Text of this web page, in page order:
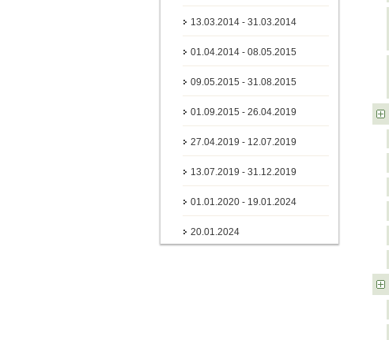
13.03.2014 - 31.03.2014
01.04.2014 - 08.05.2015
09.05.2015 - 31.08.2015
01.09.2015 - 26.04.2019
27.04.2019 - 12.07.2019
13.07.2019 - 31.12.2019
01.01.2020 - 19.01.2024
20.01.2024